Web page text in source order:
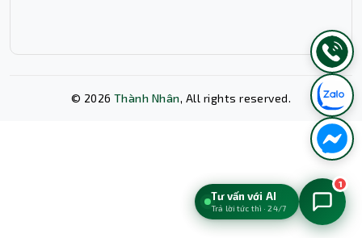
© 2026 Thành Nhân, All rights reserved.
Tư vấn với AI
Trả lời tức thì · 24/7
1